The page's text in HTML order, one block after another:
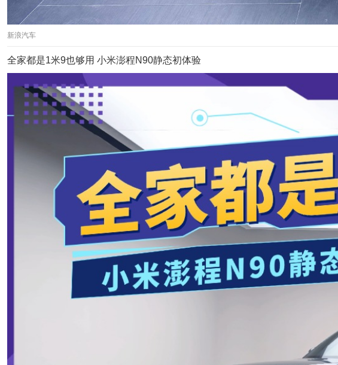
新浪汽车
全家都是1米9也够用 小米澎程N90静态初体验